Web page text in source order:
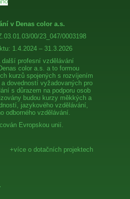
v Denas color a.s.
00/23_047/0003198
1.4.2024 – 31.3.2026
profesní vzdělávání
color a.s. a to formou
kurzů spojených s rozvíjením
dovedností vyžadovaných pro
s důrazem na podporu osob
budou kurzy měkkých a
jazykového vzdělávání,
odborného vzdělávání.
Evropskou unií.
+více o dotačních projektech